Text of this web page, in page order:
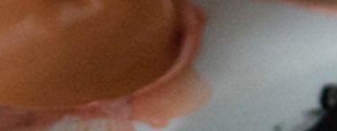
Organizace školního roku
Úřední deska
Naše škola